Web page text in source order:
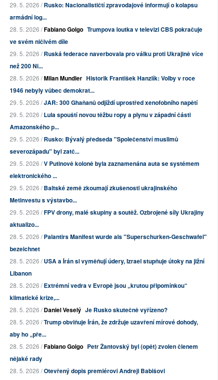
29. 5. 2026 /Rusko: Nacionalističtí zpravodajové informují o kolapsu
armádní log...
28. 5. 2026 /Fabiano Golgo Trumpova loutka v televizi CBS pokračuje
ve svém ničivém díle
29. 5. 2026 /Ruská federace naverbovala pro válku proti Ukrajině více
než 200 Ni...
28. 5. 2026 /Milan Mundier Historik František Hanzlík: Volby v roce
1946 nebyly vůbec demokrat...
29. 5. 2026 /JAR: 300 Ghaňanů odjíždí uprostřed xenofobního napětí
29. 5. 2026 /Lula spouští novou těžbu ropy a plynu v západní části
Amazonského p...
29. 5. 2026 /Rusko: Bývalý předseda "Společenství muslimů
severozápadu" byl zatč...
29. 5. 2026 /V Putinově koloně byla zaznamenána auta se systémem
elektronického ...
29. 5. 2026 /Baltské země zkoumají zkušenosti ukrajinského
Metinvestu s výstavbo...
29. 5. 2026 /FPV drony, malé skupiny a soutěž. Ozbrojené síly Ukrajiny
aktualizo...
28. 5. 2026 /Palantirs Manifest wurde als "Superschurken-Geschwafel"
bezeichnet
28. 5. 2026 /USA a Írán si vyměňují údery, Izrael stupňuje útoky na jižní
Libanon
28. 5. 2026 /Extrémní vedra v Evropě jsou „krutou připomínkou“
klimatické krize,...
28. 5. 2026 /Daniel Veselý Je Rusko skutečně vyřízeno?
28. 5. 2026 /Trump obviňuje Írán, že zdržuje uzavření mírové dohody,
aby ho „pře...
28. 5. 2026 /Fabiano Golgo Petr Žantovský byl (opět) zvolen členem
nějaké rady
28. 5. 2026 /Otevřený dopis premiérovi Andreji Babišovi